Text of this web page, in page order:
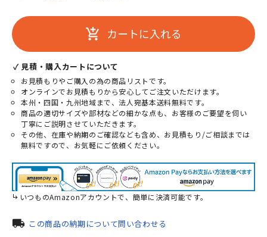
add_shopping_cart カートに入れる
✓ 見積・購入カートについて
お見積もりやご購入の為の商品リストです。
オンラインでお見積もりから安心してご注文いただけます。
本州・四国・九州地域まで、法人宛基本送料無料です。
商品の適切サイズや部材などの細かな点も、お客様のご要望を伺い
丁寧にご説明させていただきます。
その他、在庫や納期のご確認なども含め、お見積もり/ご相談までは
無料ですので、お気軽にご依頼ください。
いつものAmazonアカウントで、簡単に決済可能です。
local_shipping この商品の納期について問い合わせる